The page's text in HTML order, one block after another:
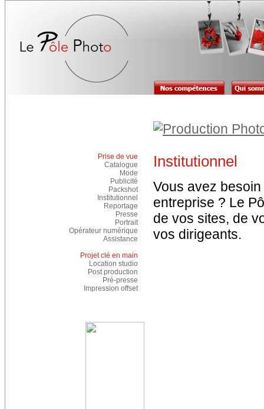
Prise de vue
Catalogue
Mode
Publicité
Packshot
Institutionnel
Reportage
Presse
Portrait
Opérateur numérique
Assistance
Projet clé en main
Location studio
Post production
Pré-presse
Impression offset
Institutionnel
Vous avez
entreprise ? Le
de vos sites, de
vos dirigeants.